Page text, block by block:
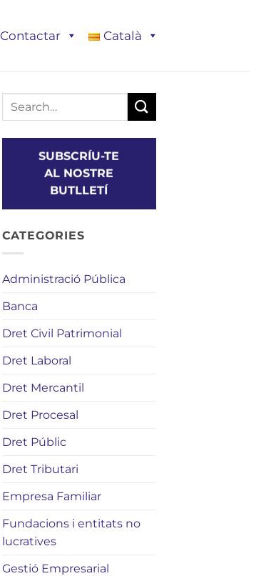
Contactar Català
SUBSCRÍU-TE
AL NOSTRE
BUTLLETÍ
CATEGORIES
Administració Pública
Banca
Dret Civil Patrimonial
Dret Laboral
Dret Mercantil
Dret Procesal
Dret Públic
Dret Tributari
Empresa Familiar
Fundacions i entitats no
lucratives
Gestió Empresarial